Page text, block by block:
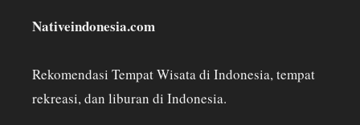
Nativeindonesia.com
Rekomendasi Tempat Wisata di Indonesia, tempat
rekreasi, dan liburan di Indonesia.